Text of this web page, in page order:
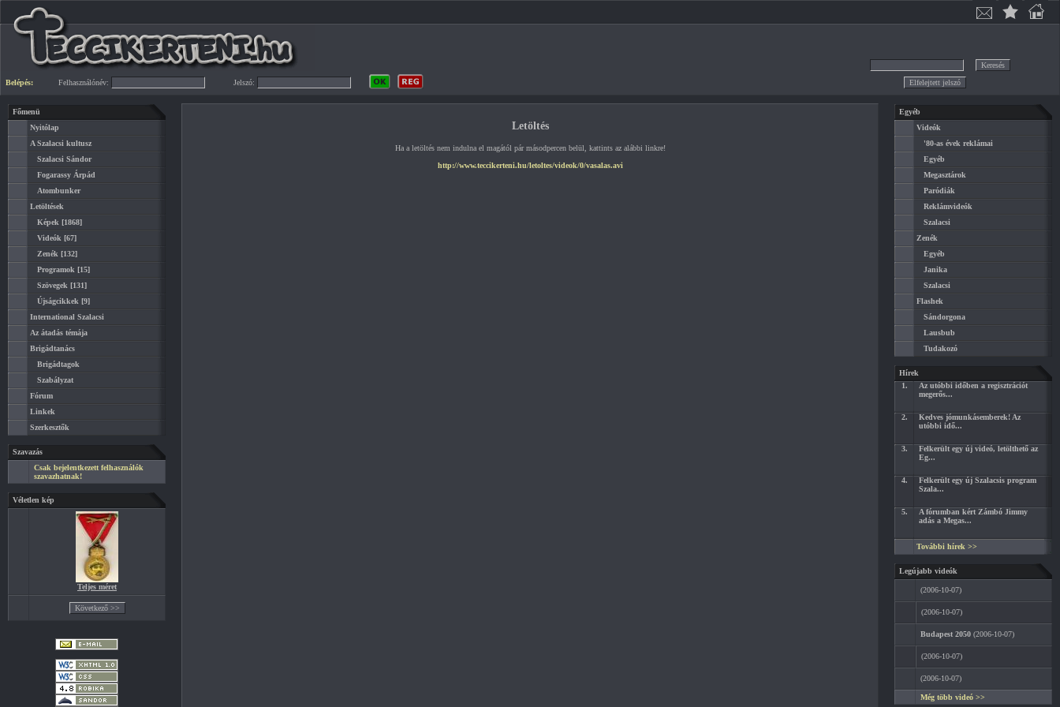
Belépés: Felhasználónév: Jelszó:
Főmenü
Nyitólap
A Szalacsi kultusz
Szalacsi Sándor
Fogarassy Árpád
Atombunker
Letöltések
Képek [1868]
Videók [67]
Zenék [132]
Programok [15]
Szövegek [131]
Újságcikkek [9]
International Szalacsi
Az átadás témája
Brigádtanács
Brigádtagok
Szabályzat
Fórum
Linkek
Szerkesztők
Szavazás
Csak bejelentkezett felhasználók
szavazhatnak!
Véletlen kép
Teljes méret
Letöltés
Ha a letöltés nem indulna el magától pár másodpercen belül, kattints az alábbi linkre!
http://www.teccikerteni.hu/letoltes/videok/0/vasalas.avi
Egyéb
Videók
'80-as évek reklámai
Egyéb
Megasztárok
Paródiák
Reklámvideók
Szalacsi
Zenék
Egyéb
Janika
Szalacsi
Flashek
Sándorgona
Lausbub
Tudakozó
Hírek
1.
Az utóbbi időben a regisztrációt
megerős...
2.
Kedves jómunkásemberek! Az
utóbbi idő...
3.
Felkerült egy új videó, letölthető az
Eg...
4.
Felkerült egy új Szalacsis program
Szala...
5.
A fórumban kért Zámbó Jimmy
adás a Megas...
További hírek >>
Legújabb videók
(2006-10-07)
(2006-10-07)
Budapest 2050 (2006-10-07)
(2006-10-07)
(2006-10-07)
Még több videó >>